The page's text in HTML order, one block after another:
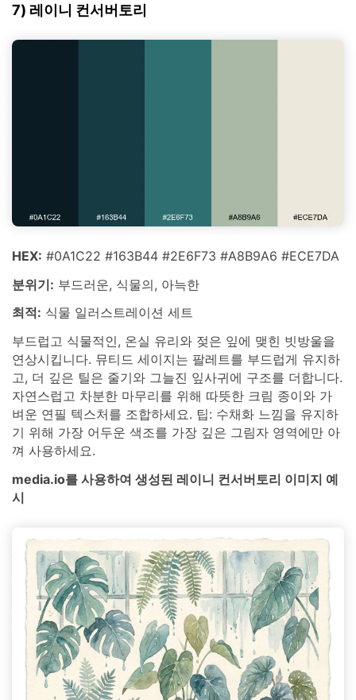
7) 레이니 컨서버토리
HEX: #0A1C22 #163B44 #2E6F73 #A8B9A6 #ECE7DA
분위기: 부드러운, 식물의, 아늑한
최적: 식물 일러스트레이션 세트
부드럽고 식물적인, 온실 유리와 젖은 잎에 맺힌 빗방울을
연상시킵니다. 뮤티드 세이지는 팔레트를 부드럽게 유지하
고, 더 깊은 틸은 줄기와 그늘진 잎사귀에 구조를 더합니다.
자연스럽고 차분한 마무리를 위해 따뜻한 크림 종이와 가
벼운 연필 텍스처를 조합하세요. 팁: 수채화 느낌을 유지하
기 위해 가장 어두운 색조를 가장 깊은 그림자 영역에만 아
껴 사용하세요.
media.io를 사용하여 생성된 레이니 컨서버토리 이미지 예
시